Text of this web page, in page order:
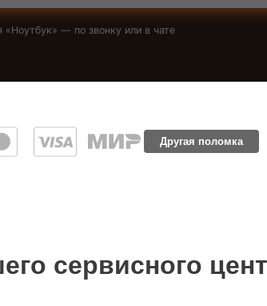
«Ноутбук» — по звонку или в чате
Другая поломка
сервисного